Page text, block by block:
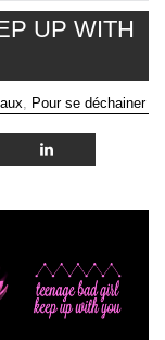
UP WITH
Pour se déchainer